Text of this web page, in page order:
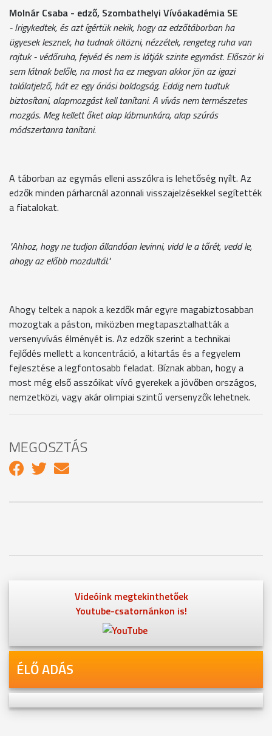
Molnár Csaba - edző, Szombathelyi Vívóakadémia SE
- Irigykedtek, és azt ígértük nekik, hogy az edzőtáborban ha
ügyesek lesznek, ha tudnak öltözni, nézzétek, rengeteg ruha van
rajtuk - védőruha, fejvéd és nem is látják szinte egymást. Először ki
sem látnak belőle, na most ha ez megvan akkor jön az igazi
találatjelző, hát ez egy óriási boldogság. Eddig nem tudtuk
biztosítani, alapmozgást kell tanítani. A vívás nem természetes
mozgás. Meg kellett őket alap lábmunkára, alap szúrás
módszertanra tanítani.
A táborban az egymás elleni asszókra is lehetőség nyílt. Az
edzők minden párharcnál azonnali visszajelzésekkel segítették
a fiatalokat.
"Ahhoz, hogy ne tudjon állandóan levinni, vidd le a tőrét, vedd le,
ahogy az előbb mozdultál."
Ahogy teltek a napok a kezdők már egyre magabiztosabban
mozogtak a páston, miközben megtapasztalhatták a
versenyvívás élményét is. Az edzők szerint a technikai
fejlődés mellett a koncentráció, a kitartás és a fegyelem
fejlesztése a legfontosabb feladat. Bíznak abban, hogy a
most még első asszóikat vívó gyerekek a jövőben országos,
nemzetközi, vagy akár olimpiai szintű versenyzők lehetnek.
MEGOSZTÁS
Videóink megtekinthetőek
Youtube-csatornánkon is!
ÉLŐ ADÁS